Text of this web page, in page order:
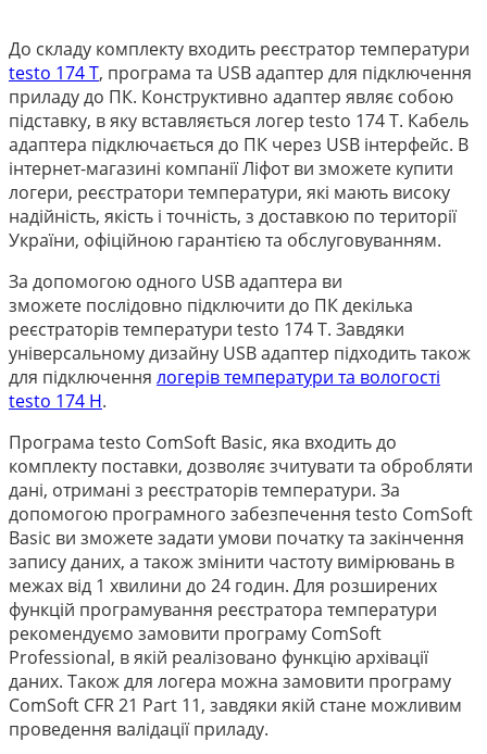
До складу комплекту входить реєстратор температури
testo 174 Т, програма та USB адаптер для підключення
приладу до ПК. Конструктивно адаптер являє собою
підставку, вяку вставляється логер testo 174 T. Кабель
адаптера підключається до ПК через USB інтерфейс. В
інтернет-магазині компанії Ліфот ви зможете купити
логери, реєстратори температури, які мають високу
надійність, якість і точність, з доставкою по території
України, офіційною гарантією та обслуговуванням.
За допомогою одного USBадаптера ви
зможете послідовно підключити до ПК декілька
реєстраторів температури testo 174Т. Завдяки
універсальному дизайну USB адаптер підходить також
для підключення логерів температури та вологості
testo 174 Н.
Програма testo ComSoft Basic, яка входить до
комплекту поставки, дозволяє зчитувати та обробляти
дані, отримані з реєстраторів температури. За
допомогою програмного забезпечення testo ComSoft
Basic ви зможете задати умови початку та закінчення
запису даних, а також змінити частоту вимірювань в
межах від 1 хвилини до 24 годин. Для розширених
функцій програмування реєстратора температури
рекомендуємо замовити програму ComSoft
Professional, в якій реалізовано функцію архівації
даних. Також для логера можна замовити програму
ComSoft CFR 21 Part 11, завдяки якій стане можливим
проведення валідації приладу.